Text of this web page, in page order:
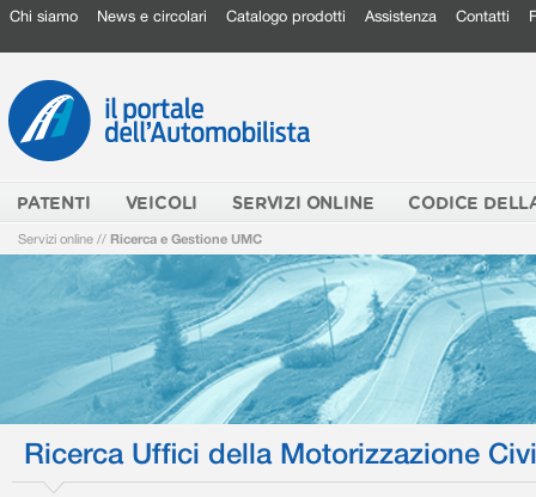
Chi siamo News e circolari Catalogo prodotti Assistenza Contatti
PATENTI VEICOLI SERVIZI ONLINE CODICE
Servizi online // Ricerca e Gestione UMC
Ricerca Uffici della Motorizzazione